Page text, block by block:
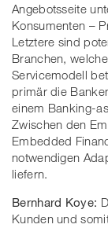
Angebotsseite
Konsumenten –
Letztere sind
Branchen,
Servicemodell
primär die
einem Banking-
Zwischen den
Embedded
notwendigen
liefern.
Bernhard Koye:
Kunden und